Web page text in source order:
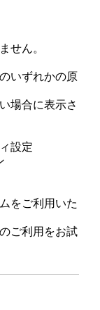
せん。
いずれかの原
場合に表示さ
設定
をご利用いた
ご利用をお試